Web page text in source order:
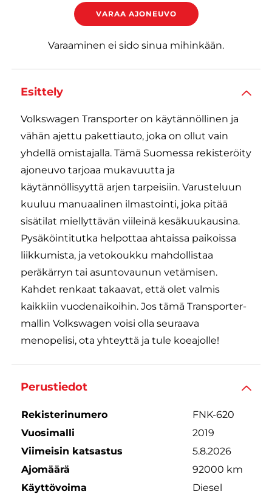
VARAA AJONEUVO
Varaaminen ei sido sinua mihinkään.
Esittely
Volkswagen Transporter on käytännöllinen ja
vähän ajettu pakettiauto, joka on ollut vain
yhdellä omistajalla. Tämä Suomessa rekisteröity
ajoneuvo tarjoaa mukavuutta ja
käytännöllisyyttä arjen tarpeisiin. Varusteluun
kuuluu manuaalinen ilmastointi, joka pitää
sisätilat miellyttävän viileinä kesäkuukausina.
Pysäköintitutka helpottaa ahtaissa paikoissa
liikkumista, ja vetokoukku mahdollistaa
peräkärryn tai asuntovaunun vetämisen.
Kahdet renkaat takaavat, että olet valmis
kaikkiin vuodenaikoihin. Jos tämä Transporter-
mallin Volkswagen voisi olla seuraava
menopelisi, ota yhteyttä ja tule koeajolle!
Perustiedot
Rekisterinumero
FNK-620
Vuosimalli
2019
Viimeisin katsastus
5.8.2026
Ajomäärä
92000 km
Käyttövoima
Diesel